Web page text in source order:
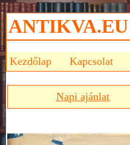
ANTIKVA.EU
Kezdőlap Kapcsolat
Napi ajánlat